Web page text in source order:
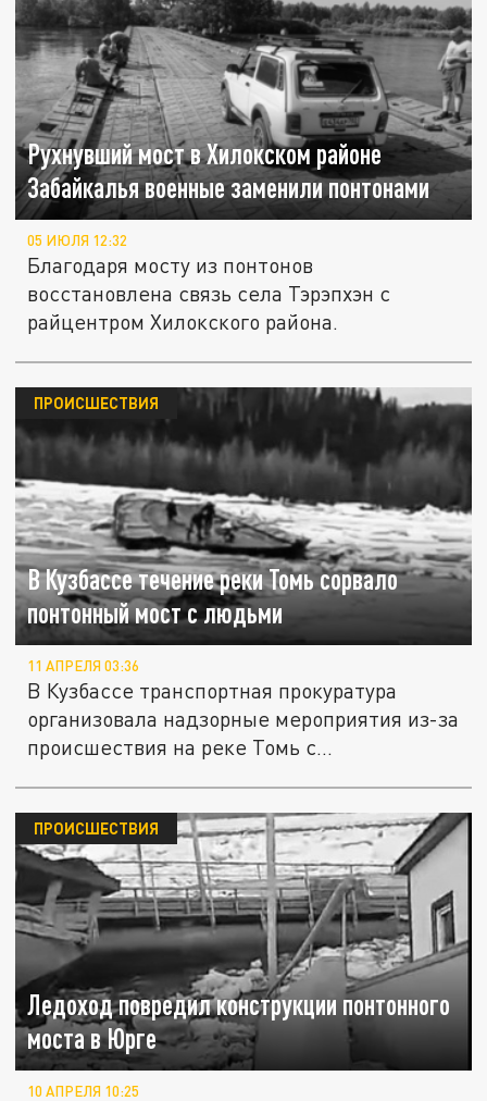
Рухнувший мост в Хилокском районе
Забайкалья военные заменили понтонами
05 ИЮЛЯ 12:32
Благодаря мосту из понтонов
восстановлена связь села Тэрэпхэн с
райцентром Хилокского района.
В Кузбассе течение реки Томь сорвало
понтонный мост с людьми
ПРОИСШЕСТВИЯ
11 АПРЕЛЯ 03:36
В Кузбассе транспортная прокуратура
организовала надзорные мероприятия из-за
происшествия на реке Томь с...
Ледоход повредил конструкции понтонного
моста в Юрге
ПРОИСШЕСТВИЯ
10 АПРЕЛЯ 10:25